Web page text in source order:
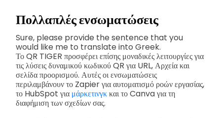
Πολλαπλές ενσωματώσεις
Sure, please provide the sentence that you
would like me to translate into Greek.
Το QR TIGER προσφέρει επίσης μοναδικές λειτουργίες για
τις λύσεις δυναμικού κωδικού QR για URL, Αρχεία και
σελίδα προορισμού. Αυτές οι ενσωματώσεις
περιλαμβάνουν το Zapier για αυτοματισμό ροών εργασίας,
το HubSpot για μάρκετινγκκαι το Canva για τη
διαφήμιση των σχεδίων σας.